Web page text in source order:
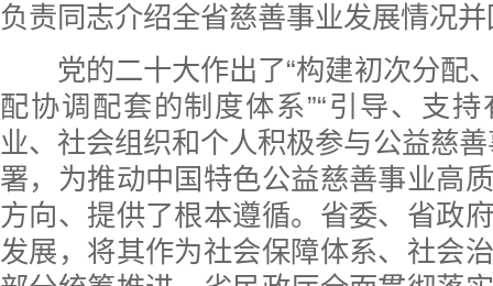
负责同志介绍全省慈善事业发展情况
党的二十大作出了“构建初次分配
配协调配套的制度体系”“引导、支
业、社会组织和个人积极参与公益慈
署，为推动中国特色公益慈善事业高
方向、提供了根本遵循。省委、省政
发展，将其作为社会保障体系、社会